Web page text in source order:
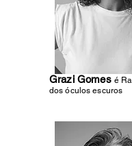
Grazi Gomes é
dos óculos escuros